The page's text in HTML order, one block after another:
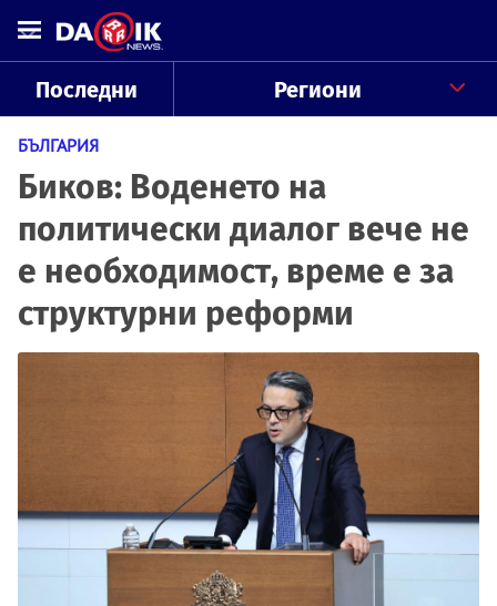
Последни Региони
БЪЛГАРИЯ
Биков: Воденето на
политически диалог вече не
е необходимост, време е за
структурни реформи